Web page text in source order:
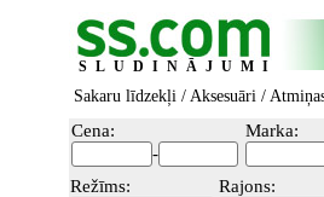
SLUDINĀJUMI
Sakaru līdzekļi / Aksesuāri /
Cena:
-
Marka:
Režīms: Rajons: